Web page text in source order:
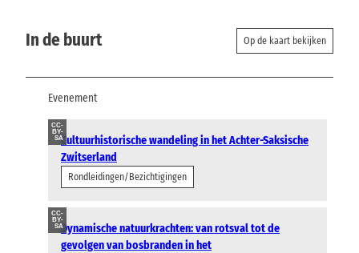
In de buurt Op de kaart bekijken
Evenement
CC-
BY-
SACultuurhistorische wandeling in het Achter-Saksische
Zwitserland
Rondleidingen/Bezichtigingen
CC-
BY-
SADynamische natuurkrachten: van rotsval tot de
gevolgen van bosbranden in het